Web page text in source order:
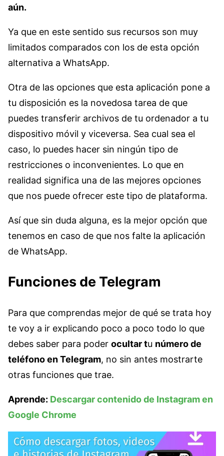
aún.
Ya que en este sentido sus recursos son muy
limitados comparados con los de esta opción
alternativa a WhatsApp.
Otra de las opciones que esta aplicación pone a
tu disposición es la novedosa tarea de que
puedes transferir archivos de tu ordenador a tu
dispositivo móvil y viceversa. Sea cual sea el
caso, lo puedes hacer sin ningún tipo de
restricciones o inconvenientes. Lo que en
realidad significa una de las mejores opciones
que nos puede ofrecer este tipo de plataforma.
Así que sin duda alguna, es la mejor opción que
tenemos en caso de que nos falte la aplicación
de WhatsApp.
Funciones de Telegram
Para que comprendas mejor de qué se trata hoy
te voy a ir explicando poco a poco todo lo que
debes saber para poder ocultar tu número de
teléfono en Telegram, no sin antes mostrarte
otras funciones que trae.
Aprende: Descargar contenido de Instagram en
Google Chrome